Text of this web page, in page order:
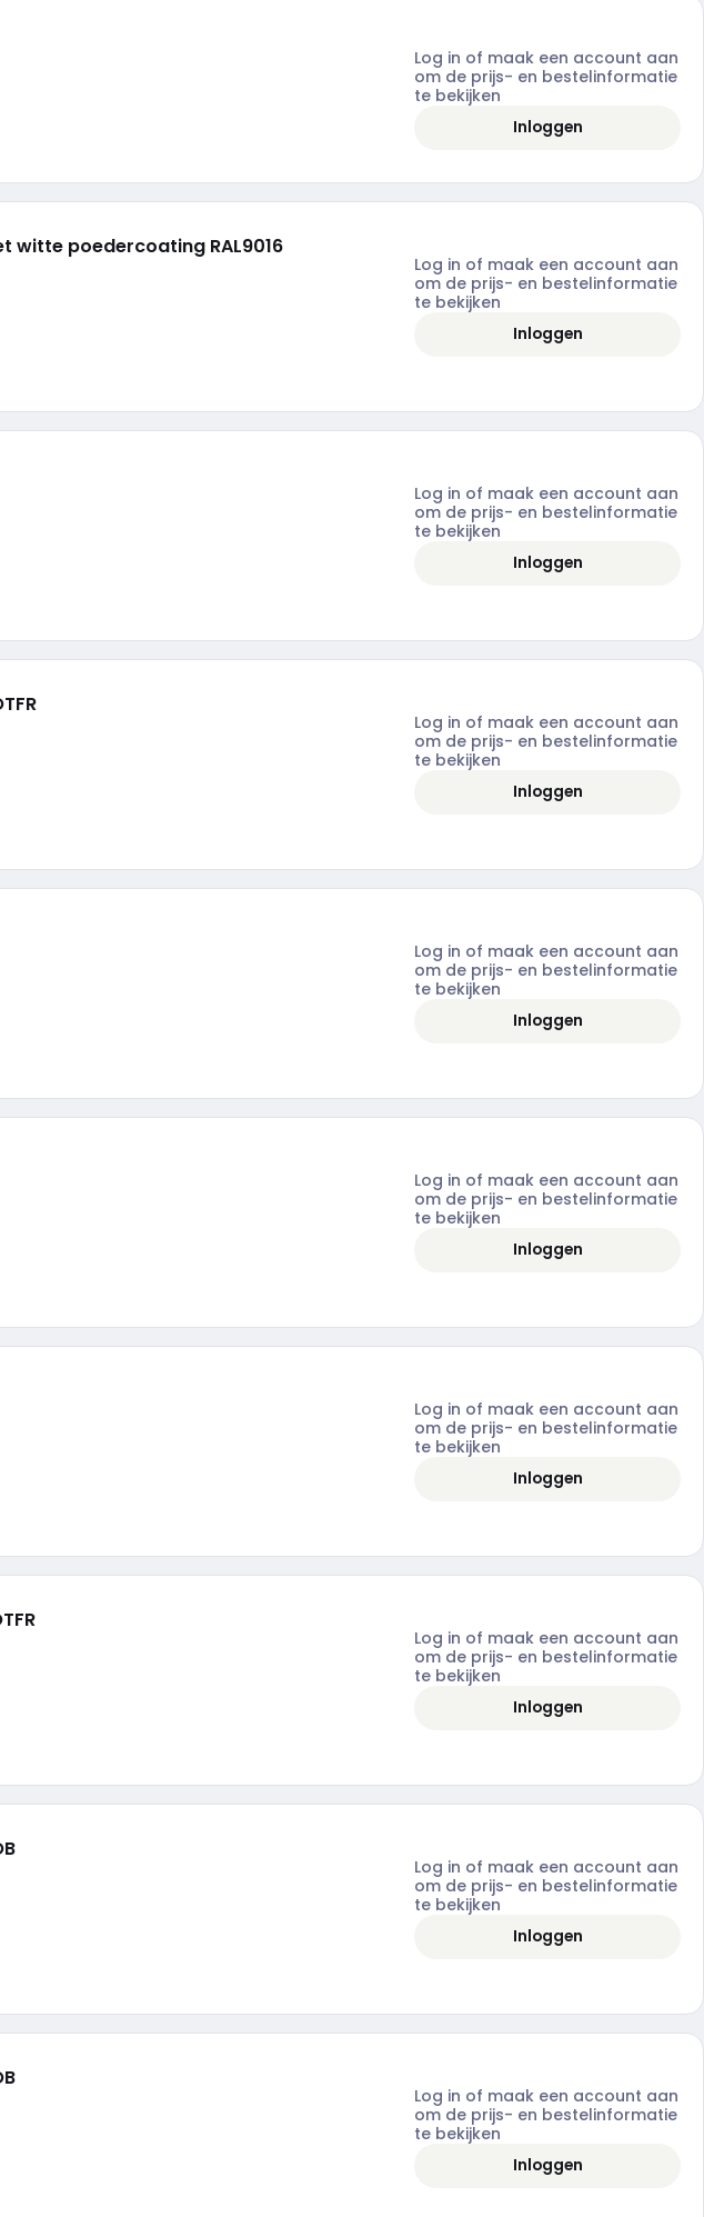
Log in of maak een account aan
om de prijs- en bestelinformatie
te bekijken
Inloggen
witte poedercoating RAL9016
Log in of maak een account aan
om de prijs- en bestelinformatie
te bekijken
Inloggen
Log in of maak een account aan
om de prijs- en bestelinformatie
te bekijken
Inloggen
Log in of maak een account aan
om de prijs- en bestelinformatie
te bekijken
Inloggen
Log in of maak een account aan
om de prijs- en bestelinformatie
te bekijken
Inloggen
Log in of maak een account aan
om de prijs- en bestelinformatie
te bekijken
Inloggen
Log in of maak een account aan
om de prijs- en bestelinformatie
te bekijken
Inloggen
Log in of maak een account aan
om de prijs- en bestelinformatie
te bekijken
Inloggen
Log in of maak een account aan
om de prijs- en bestelinformatie
te bekijken
Inloggen
Log in of maak een account aan
om de prijs- en bestelinformatie
te bekijken
Inloggen